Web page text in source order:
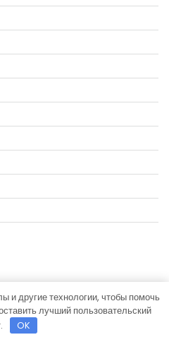
и другие технологии, чтобы помочь
лучший пользовательский
OK